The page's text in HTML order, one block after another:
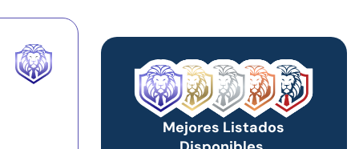
Mejores Listados